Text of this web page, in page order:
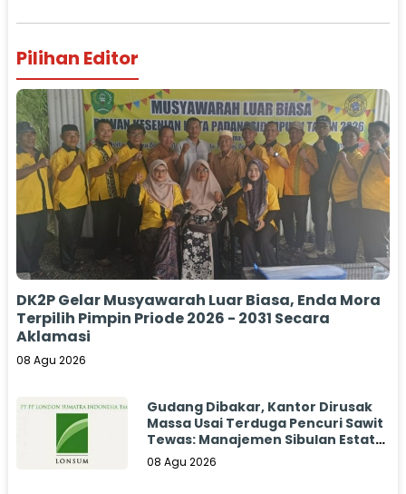
Pilihan Editor
DK2P Gelar Musyawarah Luar Biasa, Enda Mora
Terpilih Pimpin Priode 2026 - 2031 Secara
Aklamasi
08 Agu 2026
Gudang Dibakar, Kantor Dirusak
Massa Usai Terduga Pencuri Sawit
Tewas: Manajemen Sibulan Estate
Bungkam
08 Agu 2026